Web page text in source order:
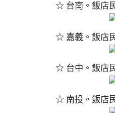
☆ 台南。飯店
☆ 嘉義。飯店
☆ 台中。飯店
☆ 南投。飯店